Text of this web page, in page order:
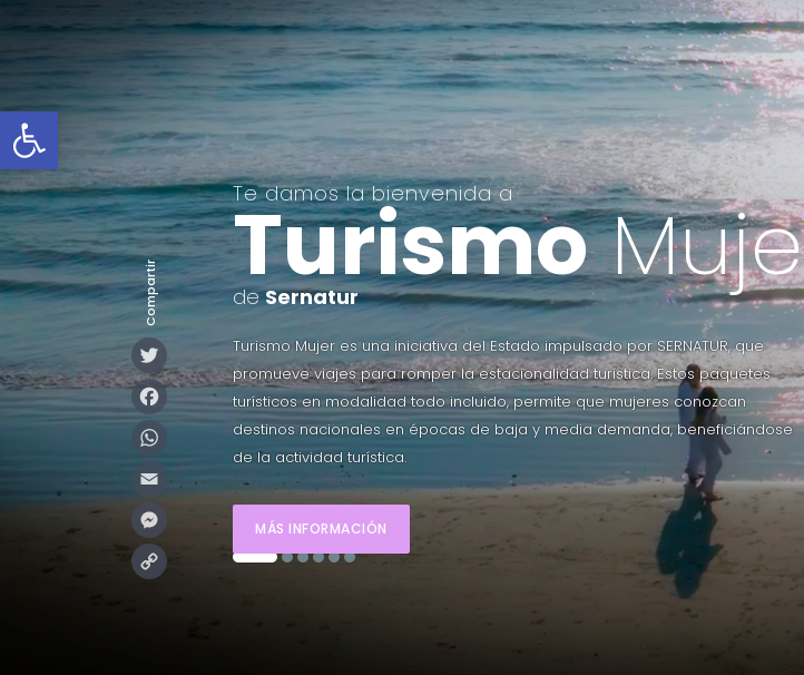
Abrir barra de herramientas
Compartir
Twitter
Facebook
WhatsApp
Email
Messenger
Copy
Te damos la bienvenida a
Turismo
deSernatur
Turismo Mujer es una iniciativa del Estado impulsado por SERNATUR, que
promueve viajes para romper la estacionalidad turística. Estos paquetes
turísticos en modalidad todo incluido, permite que mujeres conozcan
destinos nacionales en épocas de baja y media demanda, beneficiándose
de la actividad turística.
MÁS INFORMACIÓN